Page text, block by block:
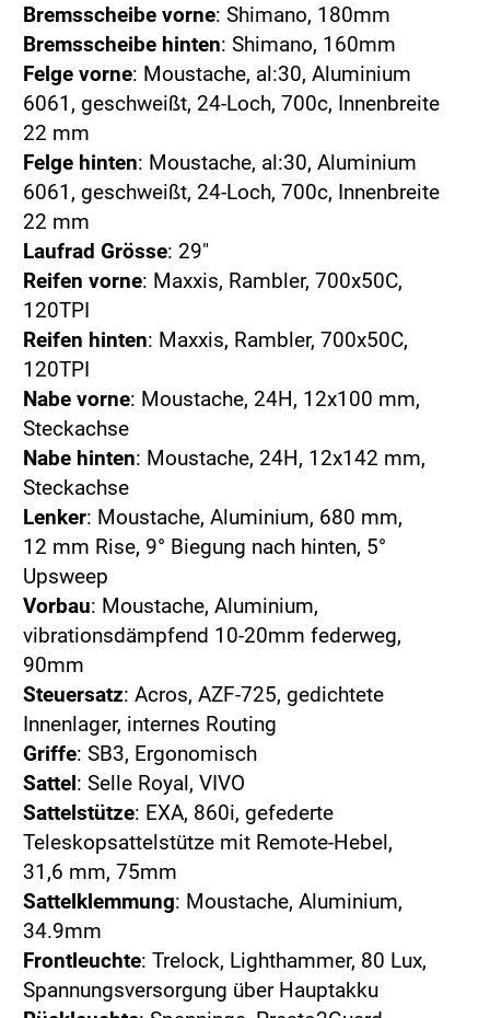
Bremsscheibe vorne: Shimano, 180mm
Bremsscheibe hinten: Shimano, 160mm
Felge vorne: Moustache, al:30, Aluminium
6061, geschweißt, 24-Loch, 700c, Innenbreite
22 mm
Felge hinten: Moustache, al:30, Aluminium
6061, geschweißt, 24-Loch, 700c, Innenbreite
22 mm
Laufrad Grösse: 29"
Reifen vorne: Maxxis, Rambler, 700x50C,
120TPI
Reifen hinten: Maxxis, Rambler, 700x50C,
120TPI
Nabe vorne: Moustache, 24H, 12x100 mm,
Steckachse
Nabe hinten: Moustache, 24H, 12x142 mm,
Steckachse
Lenker: Moustache, Aluminium, 680 mm,
12 mm Rise, 9° Biegung nach hinten, 5°
Upsweep
Vorbau: Moustache, Aluminium,
vibrationsdämpfend 10-20mm federweg,
90mm
Steuersatz: Acros, AZF-725, gedichtete
Innenlager, internes Routing
Griffe: SB3, Ergonomisch
Sattel: Selle Royal, VIVO
Sattelstütze: EXA, 860i, gefederte
Teleskopsattelstütze mit Remote-Hebel,
31,6 mm, 75mm
Sattelklemmung: Moustache, Aluminium,
34.9mm
Frontleuchte: Trelock, Lighthammer, 80 Lux,
Spannungsversorgung über Hauptakku